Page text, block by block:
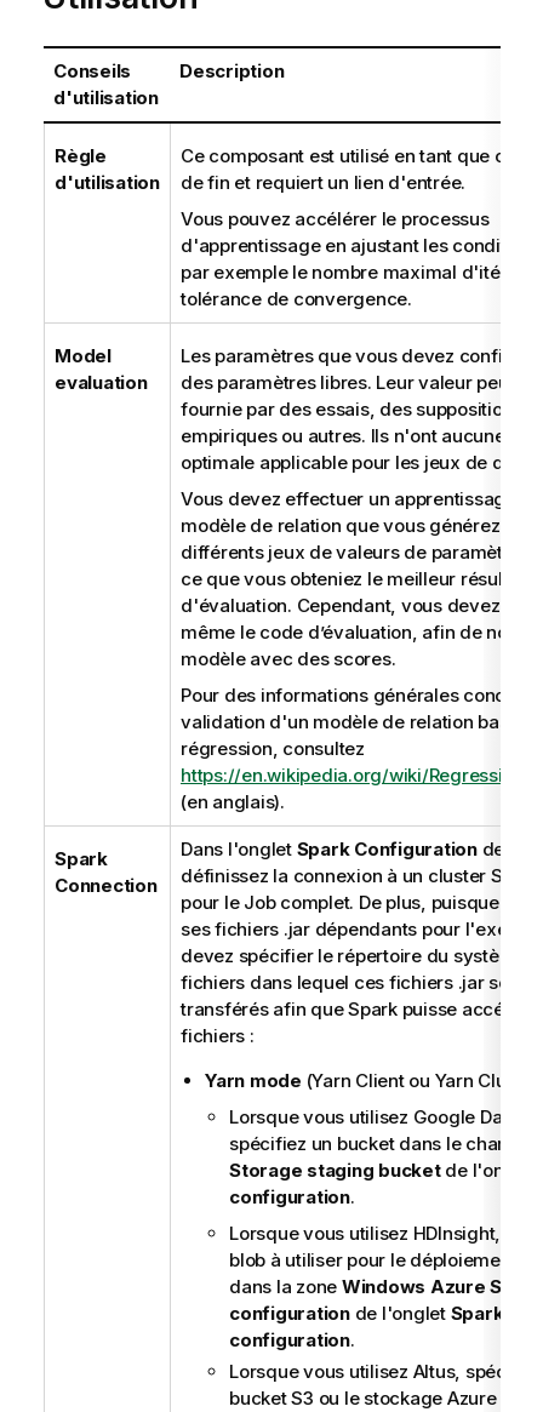
Conseils
d'utilisation
Description
Règle
d'utilisation
Ce composant est utilisé en tant que
de fin et requiert un lien d'entrée.
Vous pouvez accélérer le processus
d'apprentissage en ajustant les
par exemple le nombre maximal
tolérance de convergence.
Model
evaluation
Les paramètres que vous devez
des paramètres libres. Leur valeur peut
fournie par des essais, des suppositions
empiriques ou autres. Ils n'ont aucune
optimale applicable pour les jeux de
Vous devez effectuer un apprentissage
modèle de relation que vous générez
différents jeux de valeurs de paramètres,
ce que vous obteniez le meilleur résultat
d'évaluation. Cependant, vous devez
même le code d’évaluation, afin de noter
modèle avec des scores.
Pour des informations générales
validation d'un modèle de relation basé
régression, consultez
https://en.wikipedia.org/wiki/
(en anglais).
Spark
Connection
Dans l'onglet Spark Configurationde la
définissez la connexion à un cluster
pour le Job complet. De plus, puisque le
ses fichiers .jar dépendants pour
devez spécifier le répertoire du système
fichiers dans lequel ces fichiers .jar sont
transférés afin que Spark puisse accéder
fichiers :
Yarn mode (Yarn Client ou Yarn
Lorsque vous utilisez Google
spécifiez un bucket dans le champ
Storage staging bucketde l'onglet
configuration.
Lorsque vous utilisez HDInsight,
blob à utiliser pour le déploiement
dans la zone Windows Azure
configurationde l'onglet Spark
configuration.
Lorsque vous utilisez Altus,
bucket S3 ou le stockage Azure Data